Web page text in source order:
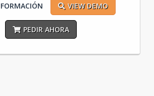
VIEW DEMO
PEDIR AHORA